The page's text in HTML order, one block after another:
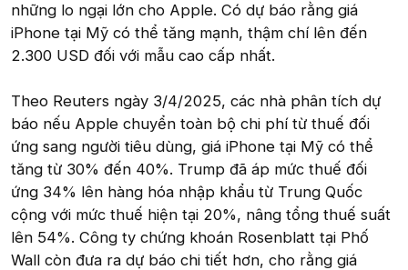
những lo ngại lớn cho Apple. Có dự báo rằng giá
iPhone tại Mỹ có thể tăng mạnh, thậm chí lên đến
2.300 USD đối với mẫu cao cấp nhất.
Theo Reuters ngày 3/4/2025, các nhà phân tích dự
báo nếu Apple chuyển toàn bộ chi phí từ thuế đối
ứng sang người tiêu dùng, giá iPhone tại Mỹ có thể
tăng từ 30% đến 40%. Trump đã áp mức thuế đối
ứng 34% lên hàng hóa nhập khẩu từ Trung Quốc
cộng với mức thuế hiện tại 20%, nâng tổng thuế suất
lên 54%. Công ty chứng khoán Rosenblatt tại Phố
Wall còn đưa ra dự báo chi tiết hơn, cho rằng giá